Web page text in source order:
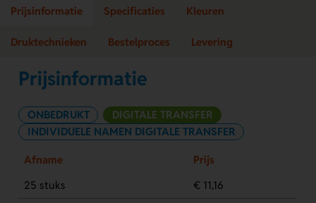
Prijsinformatie Specificaties Kleuren
Druktechnieken Bestelproces Levering
Prijsinformatie
ONBEDRUKT
DIGITALE TRANSFER
INDIVIDUELE NAMEN DIGITALE TRANSFER
Afname
Prijs
25 stuks
€ 11,16